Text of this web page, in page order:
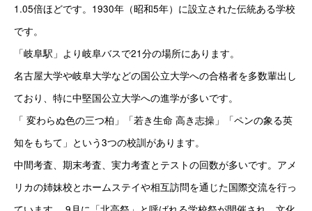
1.05倍ほどです。1930年（昭和5年）に設立された伝統ある学校
です。
「岐阜駅」より岐阜バスで21分の場所にあります。
名古屋大学や岐阜大学などの国公立大学への合格者を多数輩出し
ており、特に中堅国公立大学への進学が多いです。
「 変わらぬ色の三つ柏」「若き生命 高き志操」「ペンの象る英
知をもちて」という3つの校訓があります。
中間考査、期末考査、実力考査とテストの回数が多いです。アメ
リカの姉妹校とホームステイや相互訪問を通じた国際交流を行っ